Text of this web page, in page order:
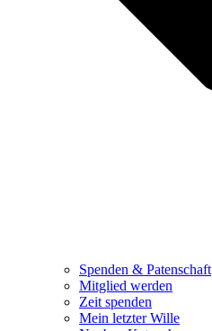
Spenden & Patenschaft
Mitglied werden
Zeit spenden
Mein letzter Wille